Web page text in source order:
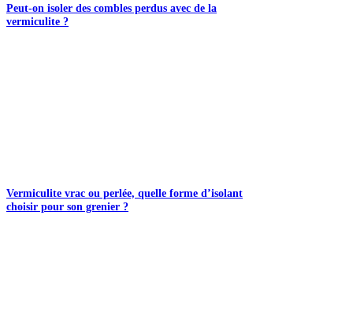
Peut-on isoler des combles perdus avec de la
vermiculite ?
Vermiculite vrac ou perlée, quelle forme d’isolant
choisir pour son grenier ?